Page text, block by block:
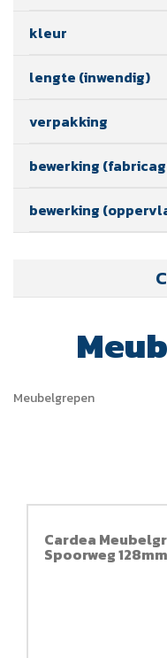
kleur
lengte (inwendig)
verpakking
bewerking
bewerking
Meubelgrepen
Cardea
Spoorweg